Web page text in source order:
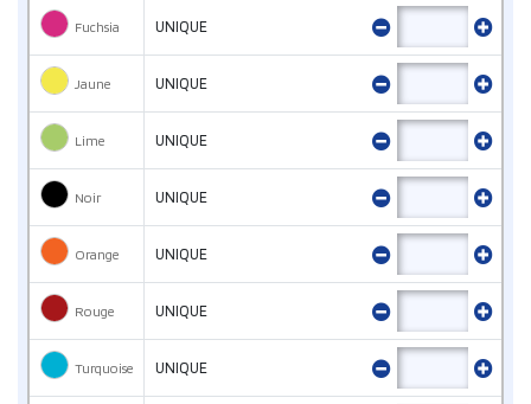
Fuchsia UNIQUE
Jaune UNIQUE
Lime UNIQUE
Noir UNIQUE
Orange UNIQUE
Rouge UNIQUE
Turquoise UNIQUE